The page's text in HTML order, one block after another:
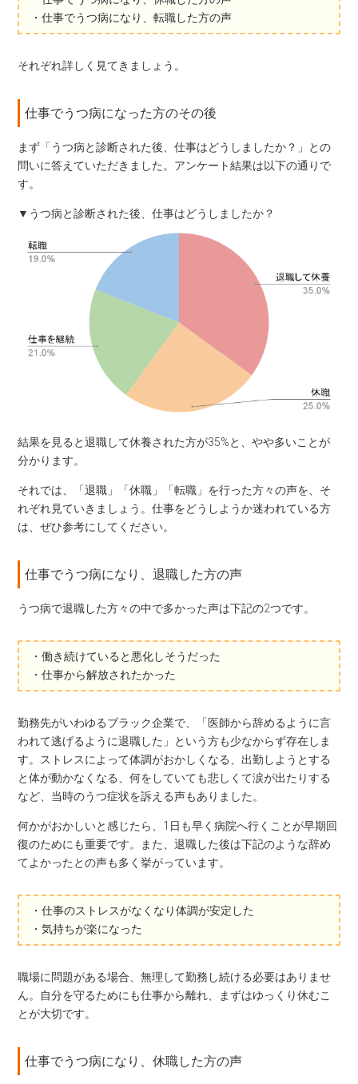
・仕事でうつ病になり、転職した方の声
それぞれ詳しく見てきましょう。
仕事でうつ病になった方のその後
まず「うつ病と診断された後、仕事はどうしましたか？」との
問いに答えていただきました。アンケート結果は以下の通りで
す。
▼うつ病と診断された後、仕事はどうしましたか？
結果を見ると退職して休養された方が35%と、やや多いことが
分かります。
それでは、「退職」「休職」「転職」を行った方々の声を、そ
れぞれ見ていきましょう。仕事をどうしようか迷われている方
は、ぜひ参考にしてください。
仕事でうつ病になり、退職した方の声
うつ病で退職した方々の中で多かった声は下記の2つです。
・働き続けていると悪化しそうだった
・仕事から解放されたかった
勤務先がいわゆるブラック企業で、「医師から辞めるように言
われて逃げるように退職した」という方も少なからず存在しま
す。ストレスによって体調がおかしくなる、出勤しようとする
と体が動かなくなる、何をしていても悲しくて涙が出たりする
など、当時のうつ症状を訴える声もありました。
何かがおかしいと感じたら、1日も早く病院へ行くことが早期回
復のためにも重要です。また、退職した後は下記のような辞め
てよかったとの声も多く挙がっています。
・仕事のストレスがなくなり体調が安定した
・気持ちが楽になった
職場に問題がある場合、無理して勤務し続ける必要はありませ
ん。自分を守るためにも仕事から離れ、まずはゆっくり休むこ
とが大切です。
仕事でうつ病になり、休職した方の声